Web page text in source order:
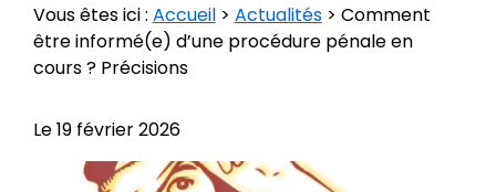
Vous êtes ici : Accueil> Actualités> Comment
être informé(e) d’une procédure pénale en
cours ? Précisions
Le19 février 2026